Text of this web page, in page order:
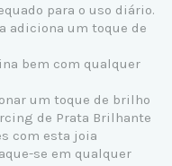
para o uso diário.
adiciona um toque de
bem com qualquer
um toque de brilho
de Prata Brilhante
com esta joia
se em qualquer